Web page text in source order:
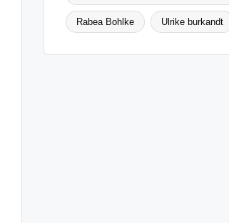
Rabea Bohlke Ulrike burkandt